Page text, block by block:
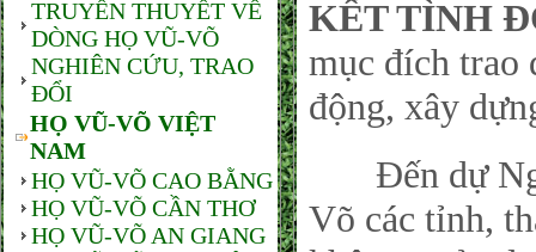
TRUYỀN THUYẾT VỀ
DÒNG HỌ VŨ-VÕ
NGHIÊN CỨU, TRAO
ĐỔI
HỌ VŨ-VÕ VIỆT
NAM
HỌ VŨ-VÕ CAO BẰNG
HỌ VŨ-VÕ CẦN THƠ
HỌ VŨ-VÕ AN GIANG
KẾT TÌNH
mục đích trao
động, xây
Đến dự
Võ các tỉnh,